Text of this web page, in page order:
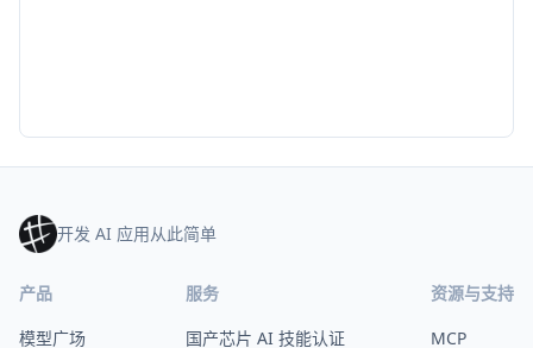
开发 AI 应用从此简单
产品
模型广场
服务
国产芯片 AI 技能认证
资源与支持
MCP